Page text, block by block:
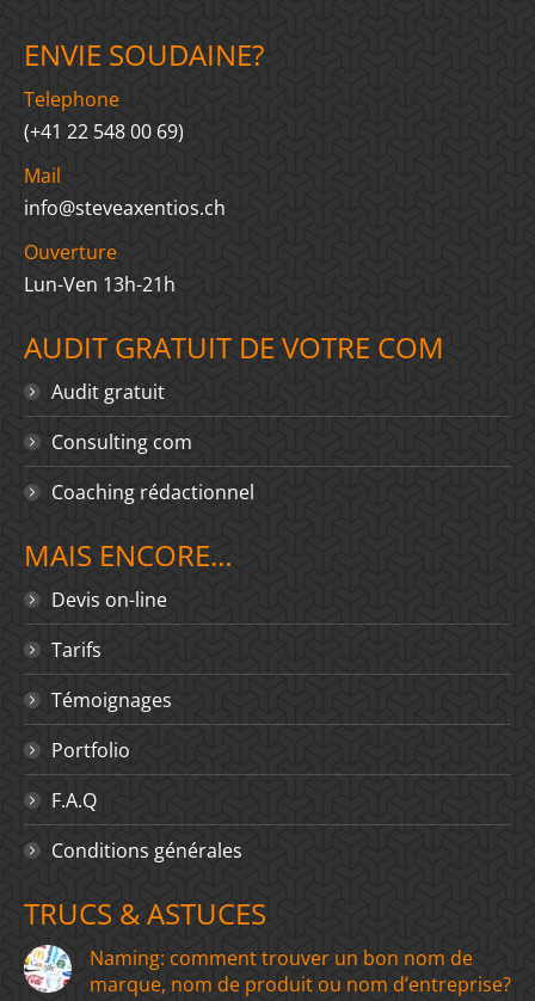
ENVIE SOUDAINE?
Telephone
(+41 22 548 00 69)
Mail
info@steveaxentios.ch
Ouverture
Lun-Ven 13h-21h
AUDIT GRATUIT DE VOTRE COM
Audit gratuit
Consulting com
Coaching rédactionnel
MAIS ENCORE…
Devis on-line
Tarifs
Témoignages
Portfolio
F.A.Q
Conditions générales
TRUCS & ASTUCES
Naming: comment trouver un bon nom de
marque, nom de produit ou nom d’entreprise?